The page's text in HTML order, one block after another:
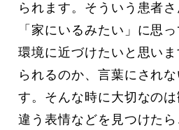
られます。そういう患者
「家にいるみたい」に思
環境に近づけたいと思い
られるのか、言葉にされ
す。そんな時に大切なの
違う表情などを見つけた